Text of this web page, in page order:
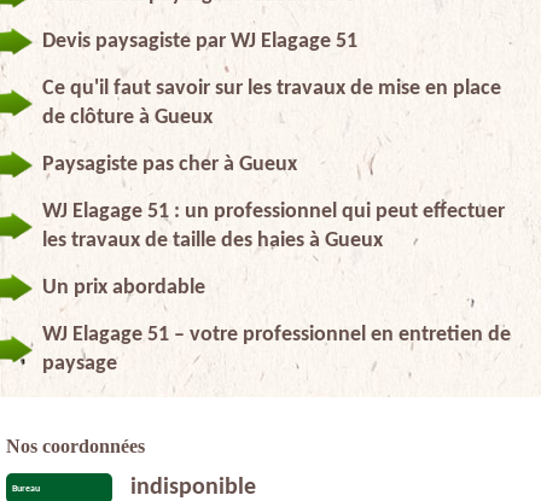
Devis paysagiste par WJ Elagage 51
Ce qu'il faut savoir sur les travaux de mise en place
de clôture à Gueux
Paysagiste pas cher à Gueux
WJ Elagage 51 : un professionnel qui peut effectuer
les travaux de taille des haies à Gueux
Un prix abordable
WJ Elagage 51 – votre professionnel en entretien de
paysage
Nos coordonnées
Bureau indisponible